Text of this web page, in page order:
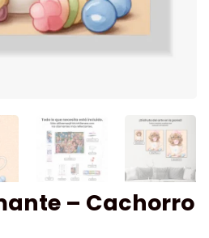
– Cachorro